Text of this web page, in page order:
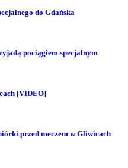
do Gdańska
pociągiem specjalnym
[VIDEO]
przed meczem w Gliwicach